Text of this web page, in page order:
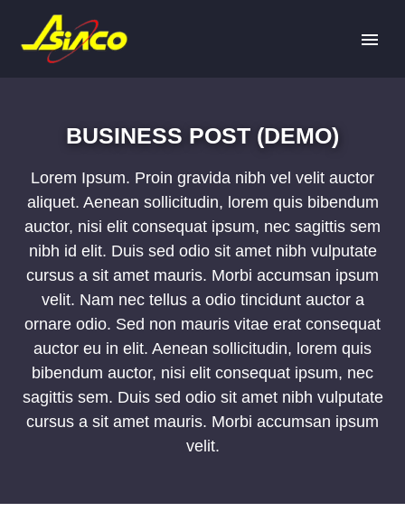
BUSINESS POST (DEMO)
Lorem Ipsum. Proin gravida nibh vel velit auctor
aliquet. Aenean sollicitudin, lorem quis bibendum
auctor, nisi elit consequat ipsum, nec sagittis sem
nibh id elit. Duis sed odio sit amet nibh vulputate
cursus a sit amet mauris. Morbi accumsan ipsum
velit. Nam nec tellus a odio tincidunt auctor a
ornare odio. Sed non mauris vitae erat consequat
auctor eu in elit. Aenean sollicitudin, lorem quis
bibendum auctor, nisi elit consequat ipsum, nec
sagittis sem. Duis sed odio sit amet nibh vulputate
cursus a sit amet mauris. Morbi accumsan ipsum
velit.